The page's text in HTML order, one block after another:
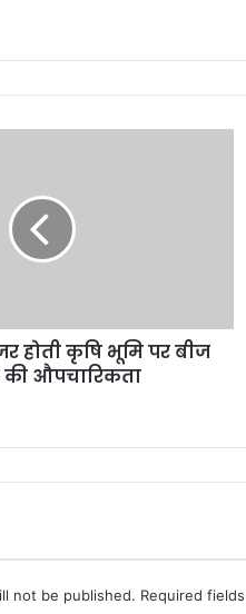
होती कृषि भूमि पर बीज
की औपचारिकता
not be published. Required